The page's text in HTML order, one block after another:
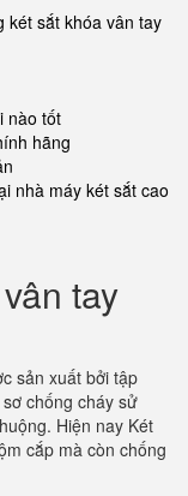
két sắt khóa vân tay
nào tốt
hãng
nhà máy két sắt cao
tay
sản xuất bởi tập
chống cháy sử
Hiện nay Két
cắp mà còn chống